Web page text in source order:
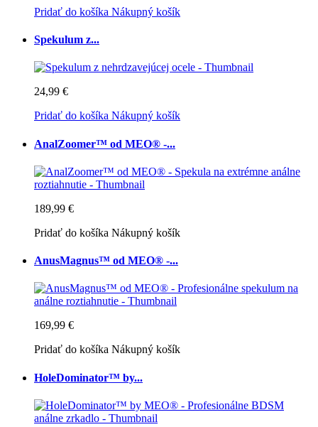
Pridať do košíka Nákupný košík
Spekulum z...
24,99 €
Pridať do košíka Nákupný košík
AnalZoomer™ od MEO® -...
189,99 €
Pridať do košíka Nákupný košík
AnusMagnus™ od MEO® -...
169,99 €
Pridať do košíka Nákupný košík
HoleDominator™ by...